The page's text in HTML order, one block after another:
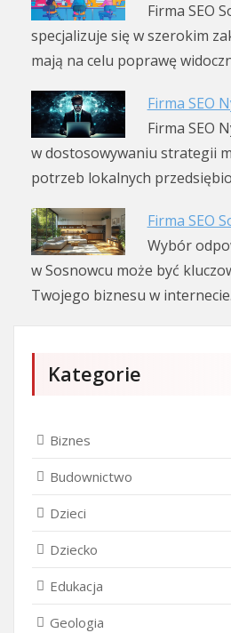
Firma SEO
specjalizuje się w szerokim
mają na celu poprawę
Firma SEO
Firma SEO
w dostosowywaniu strategii
potrzeb lokalnych
Firma SEO
Wybór
w Sosnowcu może być
Twojego biznesu w
Kategorie
Biznes
Budownictwo
Dzieci
Dziecko
Edukacja
Geologia